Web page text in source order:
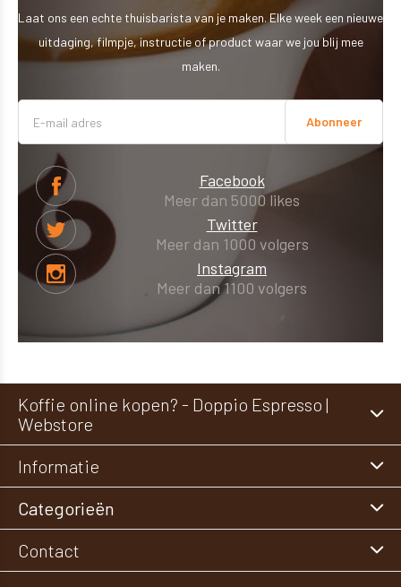
Laat ons een echte thuisbarista van je maken. Elke week een nieuwe
uitdaging, filmpje, instructie of product waar we jou blij mee
maken.
Abonneer
Facebook
Meer dan 5000 likes
Twitter
Meer dan 1000 volgers
Instagram
Meer dan 1100 volgers
Koffie online kopen? - Doppio Espresso |
Webstore
Informatie
Categorieën
Contact